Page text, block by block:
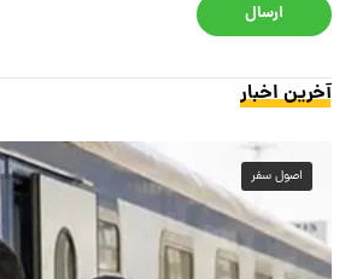
ارسال
آخرین اخبار
اصول سفر